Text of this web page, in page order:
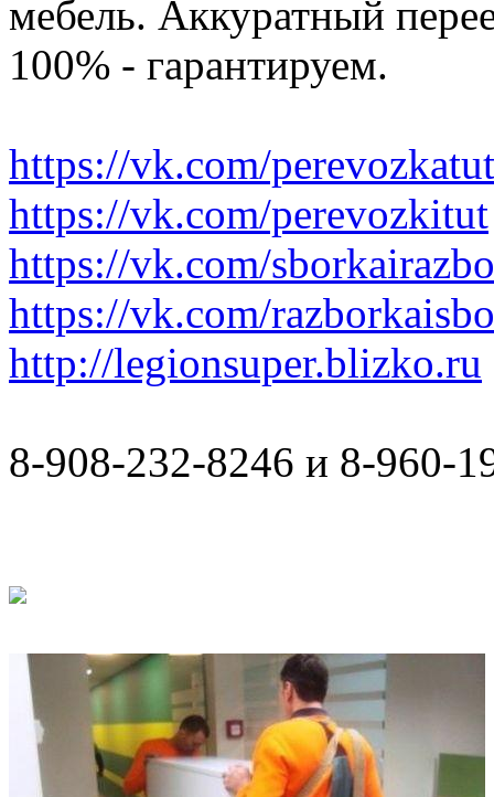
мебель. Аккуратный
100% - гарантируем.
https://vk.com/perevozkatut
https://vk.com/perevozkitut
https://vk.com/
https://vk.com/
http://legionsuper.blizko.ru
8-908-232-8246 и 8-960-